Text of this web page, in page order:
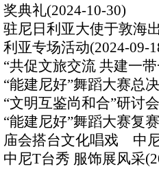
奖典礼(2024-10-30)
驻尼日利亚大使于敦海
利亚专场活动(2024-09-
“共促文旅交流 共建一
“能建尼好”舞蹈大赛总
“文明互鉴尚和合”研讨
“能建尼好”舞蹈大赛复
庙会搭台文化唱戏 中
中尼T台秀 服饰展风采